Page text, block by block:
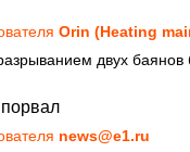
Orin (Heating
двух баянов
news@e1.ru